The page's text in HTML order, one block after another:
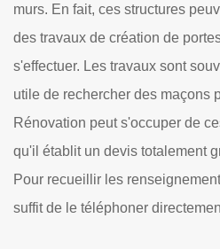
murs. En fait, ces structures
des travaux de création de
s'effectuer. Les travaux sont
utile de rechercher des maçons
Rénovation peut s'occuper de
qu'il établit un devis totalement
Pour recueillir les
suffit de le téléphoner